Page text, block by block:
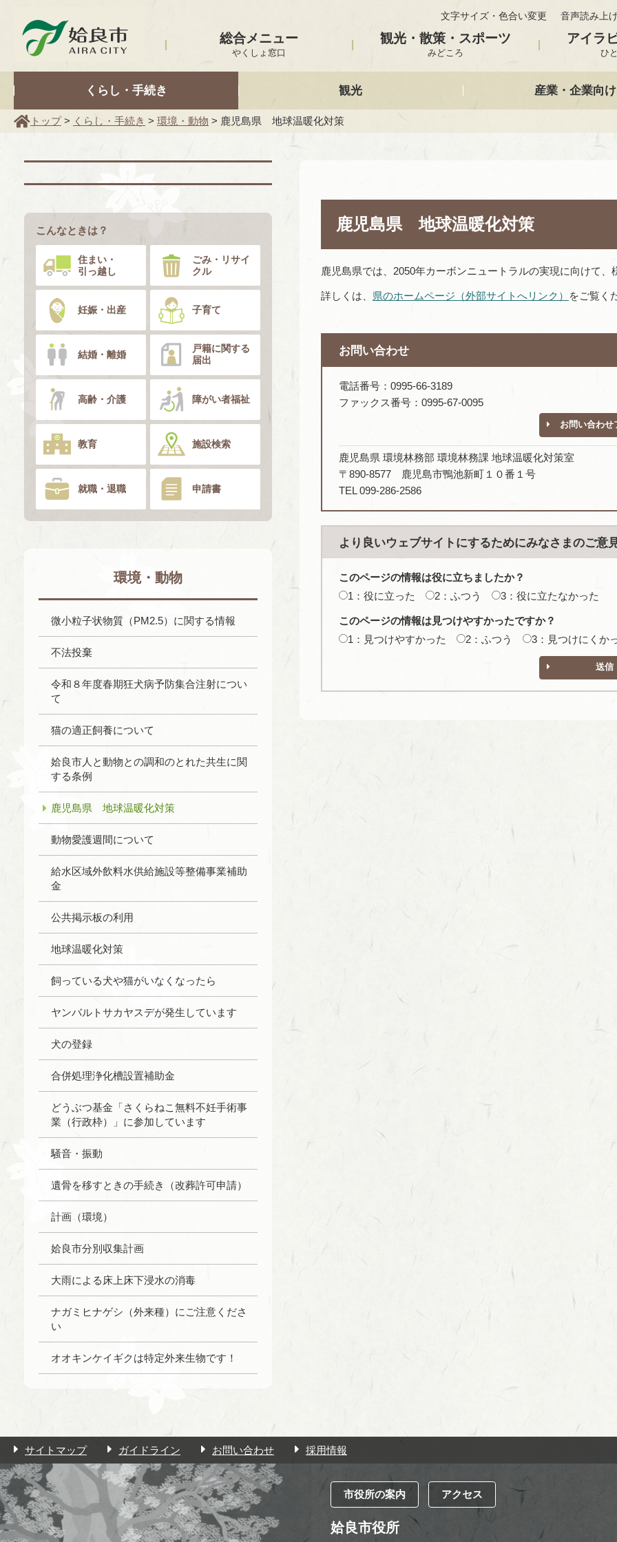
文字サイズ・色合い変更 音声読み上
総合メニュー
やくしょ窓口
観光・散策・スポーツ
みどころ
アイラ
ひ
くらし・手続き 観光 産業・企業向け
トップ> くらし・手続き > 環境・動物 > 鹿児島県 地球温暖化対策
こんなときは？
住まい・
引っ越し
ごみ・リサイ
クル
妊娠・出産 子育て
結婚・離婚
戸籍に関する
届出
高齢・介護 障がい者福祉
教育 施設検索
就職・退職 申請書
環境・動物
微小粒子状物質（PM2.5）に関する情報
不法投棄
令和８年度春期狂犬病予防集合注射につい
て
猫の適正飼養について
姶良市人と動物との調和のとれた共生に関
する条例
鹿児島県 地球温暖化対策
動物愛護週間について
給水区域外飲料水供給施設等整備事業補助
金
公共掲示板の利用
地球温暖化対策
飼っている犬や猫がいなくなったら
ヤンバルトサカヤスデが発生しています
犬の登録
合併処理浄化槽設置補助金
どうぶつ基金「さくらねこ無料不妊手術事
業（行政枠）」に参加しています
騒音・振動
遺骨を移すときの手続き（改葬許可申請）
計画（環境）
姶良市分別収集計画
大雨による床上床下浸水の消毒
ナガミヒナゲシ（外来種）にご注意くださ
い
オオキンケイギクは特定外来生物です！
鹿児島県 地球温暖化対策
鹿児島県では、2050年カーボンニュートラルの実現に向けて
詳しくは、 県のホームページ（外部サイトへリンク） をご覧く
お問い合わせ
電話番号：0995-66-3189
ファックス番号：0995-67-0095
お問い合わせ
鹿児島県 環境林務部 環境林務課 地球温暖化対策室
〒890-8577 鹿児島市鴨池新町１０番１号
TEL 099-286-2586
より良いウェブサイトにするためにみなさまのご意
このページの情報は役に立ちましたか？
1：役に立った
2：ふつう 3：役に立たなかった
このページの情報は見つけやすかったですか？
1：見つけやすかった
2：ふつう 3：見つけにくか
送信
サイトマップ ガイドライン お問い合わせ 採用情報
市役所の案内 アクセス
姶良市役所